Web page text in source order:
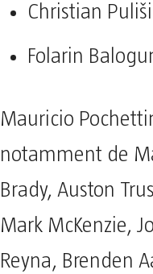
Christian
Folarin
Mauricio
notamment de
Brady, Auston
Mark McKenzie,
Reyna, Brenden